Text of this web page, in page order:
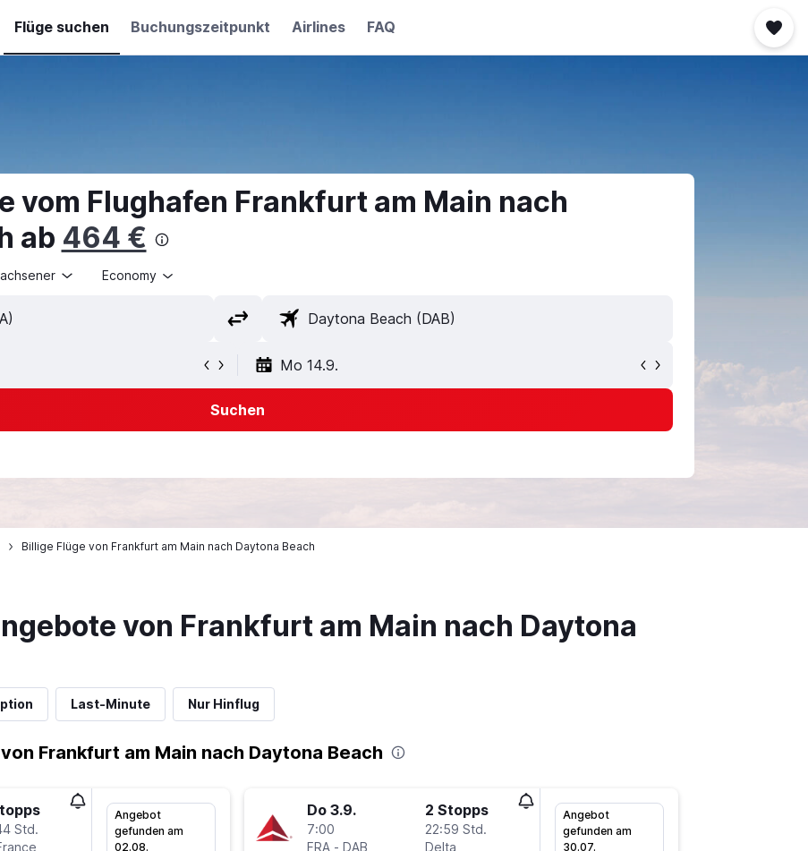
Flüge suchen Buchungszeitpunkt Airlines FAQ
vom Flughafen Frankfurt am Main nach
ab 464 €
Economy
Mo 14.9.
Suchen
Billige Flüge von Frankfurt am Main nach Daytona Beach
von Frankfurt am Main nach Daytona
Last-Minute Nur Hinflug
Frankfurt am Main nach Daytona Beach
Std.
Angebot
gefunden am
02.08.
Do 3.9.
7:00
FRA- DAB
2 Stopps
22:59 Std.
Delta
Angebot
gefunden am
30.07.